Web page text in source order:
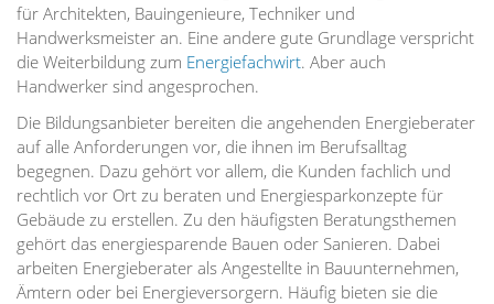
für Architekten, Bauingenieure, Techniker und
Handwerksmeister an. Eine andere gute Grundlage verspricht
die Weiterbildung zum Energiefachwirt. Aber auch
Handwerker sind angesprochen.
Die Bildungsanbieter bereiten die angehenden Energieberater
auf alle Anforderungen vor, die ihnen im Berufsalltag
begegnen. Dazu gehört vor allem, die Kunden fachlich und
rechtlich vor Ort zu beraten und Energiesparkonzepte für
Gebäude zu erstellen. Zu den häufigsten Beratungsthemen
gehört das energiesparende Bauen oder Sanieren. Dabei
arbeiten Energieberater als Angestellte in Bauunternehmen,
Ämtern oder bei Energieversorgern. Häufig bieten sie die